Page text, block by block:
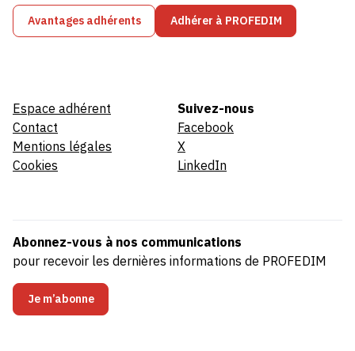
Avantages adhérents Adhérer à PROFEDIM
Espace adhérent
Contact
Mentions légales
Cookies
Suivez-nous
Facebook
X
LinkedIn
Abonnez-vous à nos communications
pour recevoir les dernières informations de PROFEDIM
Je m’abonne